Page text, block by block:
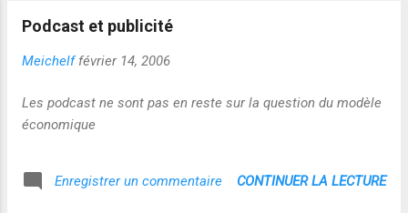
Podcast et publicité
Meichelf février 14, 2006
Les podcast ne sont pas en reste sur la question du modèle
économique
Enregistrer un commentaire CONTINUER LA LECTURE